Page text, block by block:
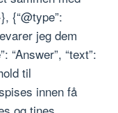
{“@type”:
jeg dem
“Answer”, “text”:
til
innen få